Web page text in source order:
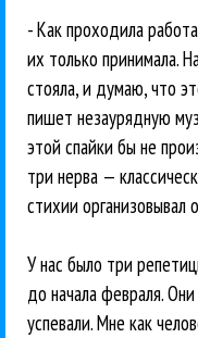
- Как проходила
их только принимала.
стояла, и думаю, что
пишет незаурядную
этой спайки бы не
три нерва —
стихии организовывал
У нас было три
до начала февраля.
успевали. Мне как